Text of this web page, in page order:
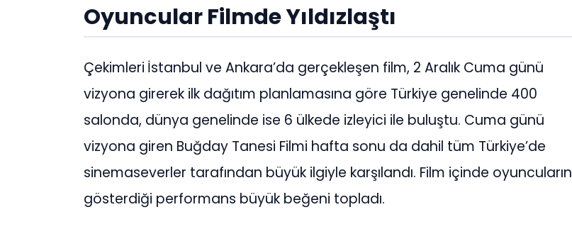
Oyuncular Filmde Yıldızlaştı
Çekimleri İstanbul ve Ankara’da gerçekleşen film, 2 Aralık Cuma günü
vizyona girerek ilk dağıtım planlamasına göre Türkiye genelinde 400
salonda, dünya genelinde ise 6 ülkede izleyici ile buluştu. Cuma günü
vizyona giren Buğday Tanesi Filmi hafta sonu da dahil tüm Türkiye’de
sinemaseverler tarafından büyük ilgiyle karşılandı. Film içinde oyuncuların
gösterdiği performans büyük beğeni topladı.